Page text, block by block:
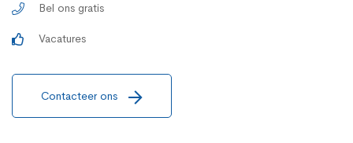
Bel ons gratis
Vacatures
Contacteer ons